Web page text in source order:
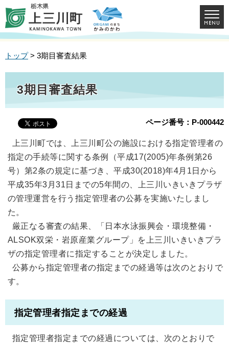
トップ> 3期目審査結果
3期目審査結果
ページ番号：P-000442
上三川町では、上三川町公の施設における指定管理者の
指定の手続等に関する条例（平成17(2005)年条例第26
号）第2条の規定に基づき、平成30(2018)年4月1日から
平成35年3月31日までの5年間の、上三川いきいきプラザ
の管理運営を行う指定管理者の公募を実施いたしまし
た。
厳正なる審査の結果、「日本水泳振興会・環境整備・
ALSOK双栄・岩原産業グループ」を上三川いきいきプラ
ザの指定管理者に指定することが決定しました。
公募から指定管理者の指定までの経過等は次のとおりで
す。
指定管理者指定までの経過
指定管理者指定までの経過については、次のとおりで